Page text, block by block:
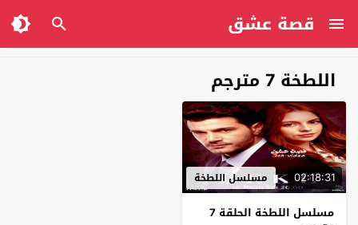
قصة عشق
اللطخة 7 مترجم
02:18:31 مسلسل اللطخة
مسلسل اللطخة الحلقة 7